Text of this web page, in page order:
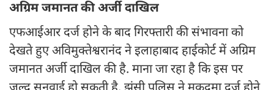
अग्रिम जमानत की अर्जी दाखिल
एफआईआर दर्ज होने के बाद गिरफ्तारी की संभावना को
देखते हुए अविमुक्तेश्वरानंद ने इलाहाबाद हाईकोर्ट में अग्रिम
जमानत अर्जी दाखिल की है. माना जा रहा है कि इस पर